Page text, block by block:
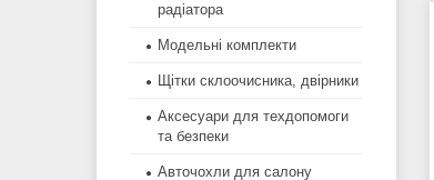
радіатора
Модельні комплекти
Щітки склоочисника, двірники
Аксесуари для техдопомоги
та безпеки
Авточохли для салону